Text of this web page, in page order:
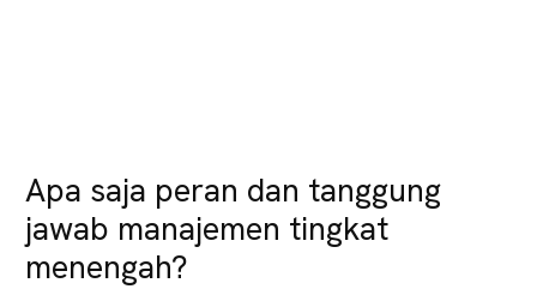
Apa saja peran dan tanggung
jawab manajemen tingkat
menengah?